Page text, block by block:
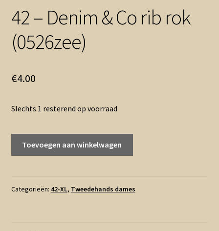
42 – Denim & Co rib rok
(0526zee)
€4.00
Slechts 1 resterend op voorraad
Co
Toevoegen aan winkelwagen
Categorieën: 42-XL, Tweedehands dames